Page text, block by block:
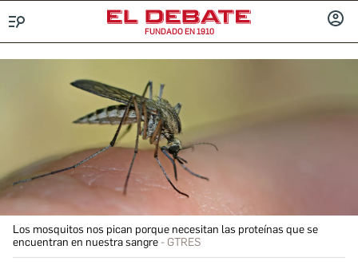
FUNDADO EN 1910
Los mosquitos nos pican porque necesitan las proteínas que se
encuentran en nuestra sangre
GTRES